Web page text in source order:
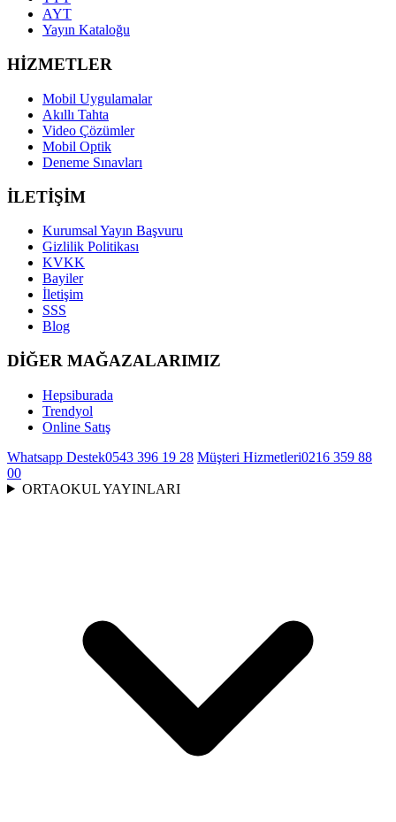
AYT
Yayın Kataloğu
HİZMETLER
Mobil Uygulamalar
Akıllı Tahta
Video Çözümler
Mobil Optik
Deneme Sınavları
İLETİŞİM
Kurumsal Yayın Başvuru
Gizlilik Politikası
KVKK
Bayiler
İletişim
SSS
Blog
DİĞER MAĞAZALARIMIZ
Hepsiburada
Trendyol
Online Satış
Whatsapp Destek0543 396 19 28 Müşteri Hizmetleri0216 359 88
00
ORTAOKUL YAYINLARI